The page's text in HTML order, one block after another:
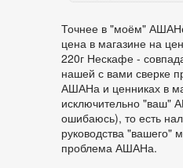
Точнее в "моём"
цена в магазине на
220г Нескафе -
нашей с вами сверке
АШАНа и ценниках в
исключительно "ваш"
ошибаюсь), то есть
руководства "вашего"
проблема АШАНа.